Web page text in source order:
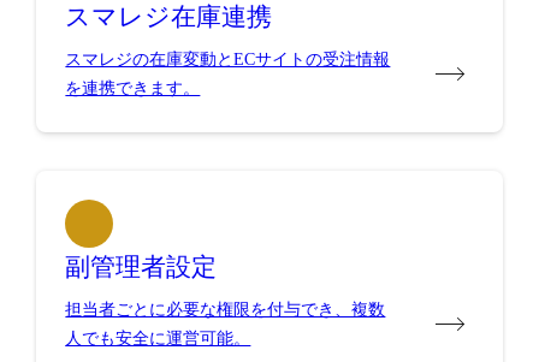
スマレジ在庫連携
スマレジの在庫変動とECサイトの受注情報
を連携できます。
副管理者設定
担当者ごとに必要な権限を付与でき、複数
人でも安全に運営可能。